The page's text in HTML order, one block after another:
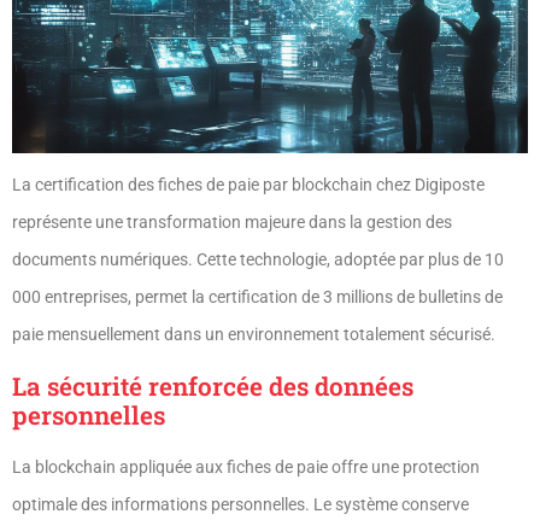
La certification des fiches de paie par blockchain chez Digiposte
représente une transformation majeure dans la gestion des
documents numériques. Cette technologie, adoptée par plus de 10
000 entreprises, permet la certification de 3 millions de bulletins de
paie mensuellement dans un environnement totalement sécurisé.
La sécurité renforcée des données
personnelles
La blockchain appliquée aux fiches de paie offre une protection
optimale des informations personnelles. Le système conserve